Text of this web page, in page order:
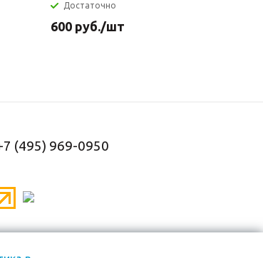
Достаточно
600 руб./шт
(495) 969-0950